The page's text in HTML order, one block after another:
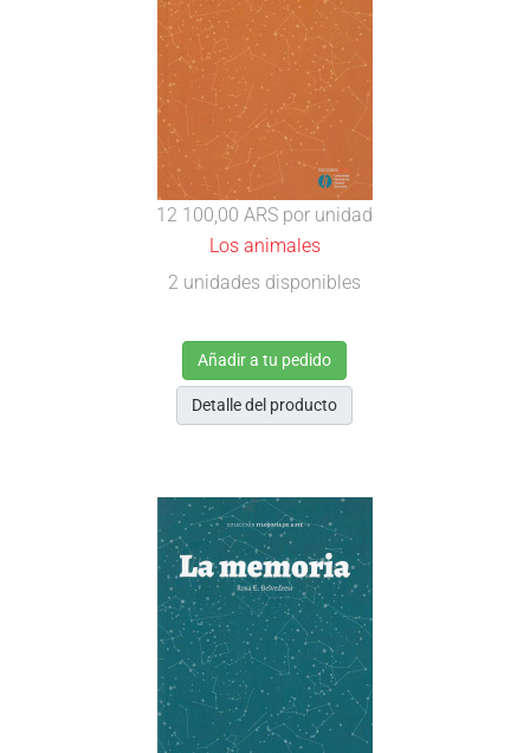
12 100,00 ARS por unidad
Los animales
2 unidades disponibles
Añadir a tu pedido
Detalle del producto